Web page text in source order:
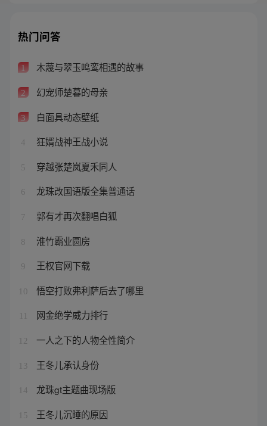
热门问答
1 木蔑与翠玉鸣鸾相遇的故事
2 幻宠师楚暮的母亲
3 白面具动态壁纸
4 狂婿战神王战小说
5 穿越张楚岚夏禾同人
6 龙珠改国语版全集普通话
7 郭有才再次翻唱白狐
8 淮竹霸业圆房
9 王权官网下载
10 悟空打败弗利萨后去了哪里
网金绝学威力排行
12 一人之下的人物全性简介
13 王冬儿承认身份
14 龙珠gt主题曲现场版
15 王冬儿沉睡的原因